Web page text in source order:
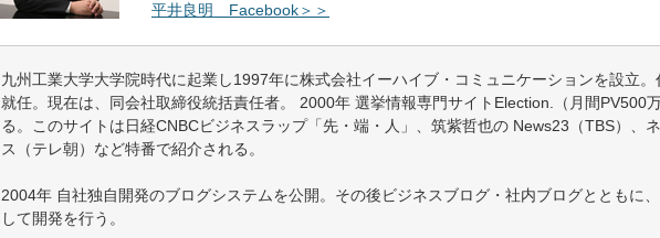
平井良明 Facebook＞＞
九州工業大学大学院時代に起業し1997年に株式会社イーハイブ・コミュニケーションを設立。
就任。現在は、同会社取締役統括責任者。 2000年 選挙情報専門サイトElection.（月間PV500
る。このサイトは日経CNBCビジネスラップ「先・端・人」、筑紫哲也の News23（TBS）、
ス（テレ朝）など特番で紹介される。
2004年 自社独自開発のブログシステムを公開。その後ビジネスブログ・社内ブログとともに
して開発を行う。